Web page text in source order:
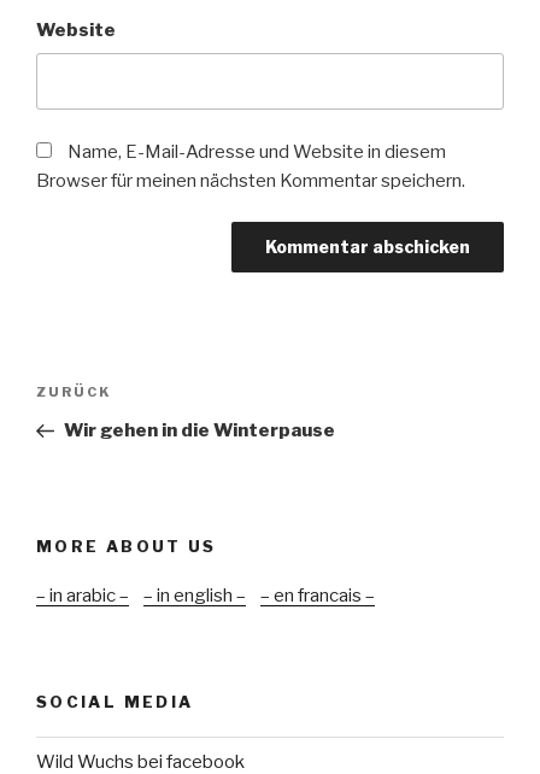
Website
Name, E-Mail-Adresse und Website in diesem
Browser für meinen nächsten Kommentar speichern.
Beitragsnavigation
Vorheriger
Beitrag
ZURÜCK
Wir gehen in die Winterpause
MORE ABOUT US
– in arabic – – in english – – en francais –
SOCIAL MEDIA
Wild Wuchs bei facebook